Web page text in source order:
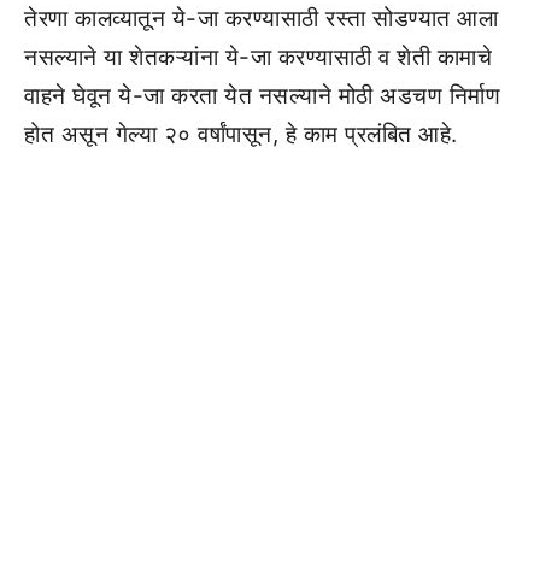
तेरणा कालव्यातून ये-जा करण्यासाठी रस्ता सोडण्यात आला
नसल्याने या शेतकऱ्यांना ये-जा करण्यासाठी व शेती कामाचे
वाहने घेवून ये-जा करता येत नसल्याने मोठी अडचण निर्माण
होत असून गेल्या २० वर्षांपासून, हे काम प्रलंबित आहे.